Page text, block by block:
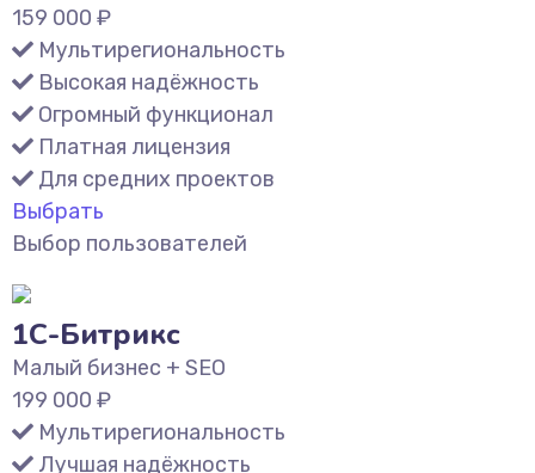
159 000 ₽
Мультирегиональность
Высокая надёжность
Огромный функционал
Платная лицензия
Для средних проектов
Выбрать
Выбор пользователей
1С-Битрикс
Малый бизнес + SEO
199 000 ₽
Мультирегиональность
Лучшая надёжность